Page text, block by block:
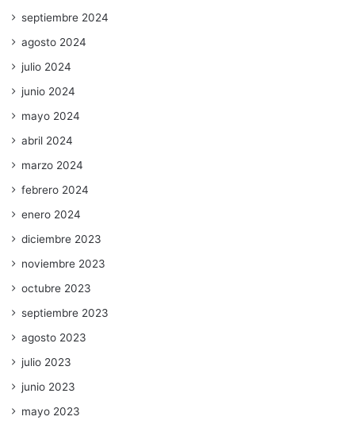
septiembre 2024
agosto 2024
julio 2024
junio 2024
mayo 2024
abril 2024
marzo 2024
febrero 2024
enero 2024
diciembre 2023
noviembre 2023
octubre 2023
septiembre 2023
agosto 2023
julio 2023
junio 2023
mayo 2023